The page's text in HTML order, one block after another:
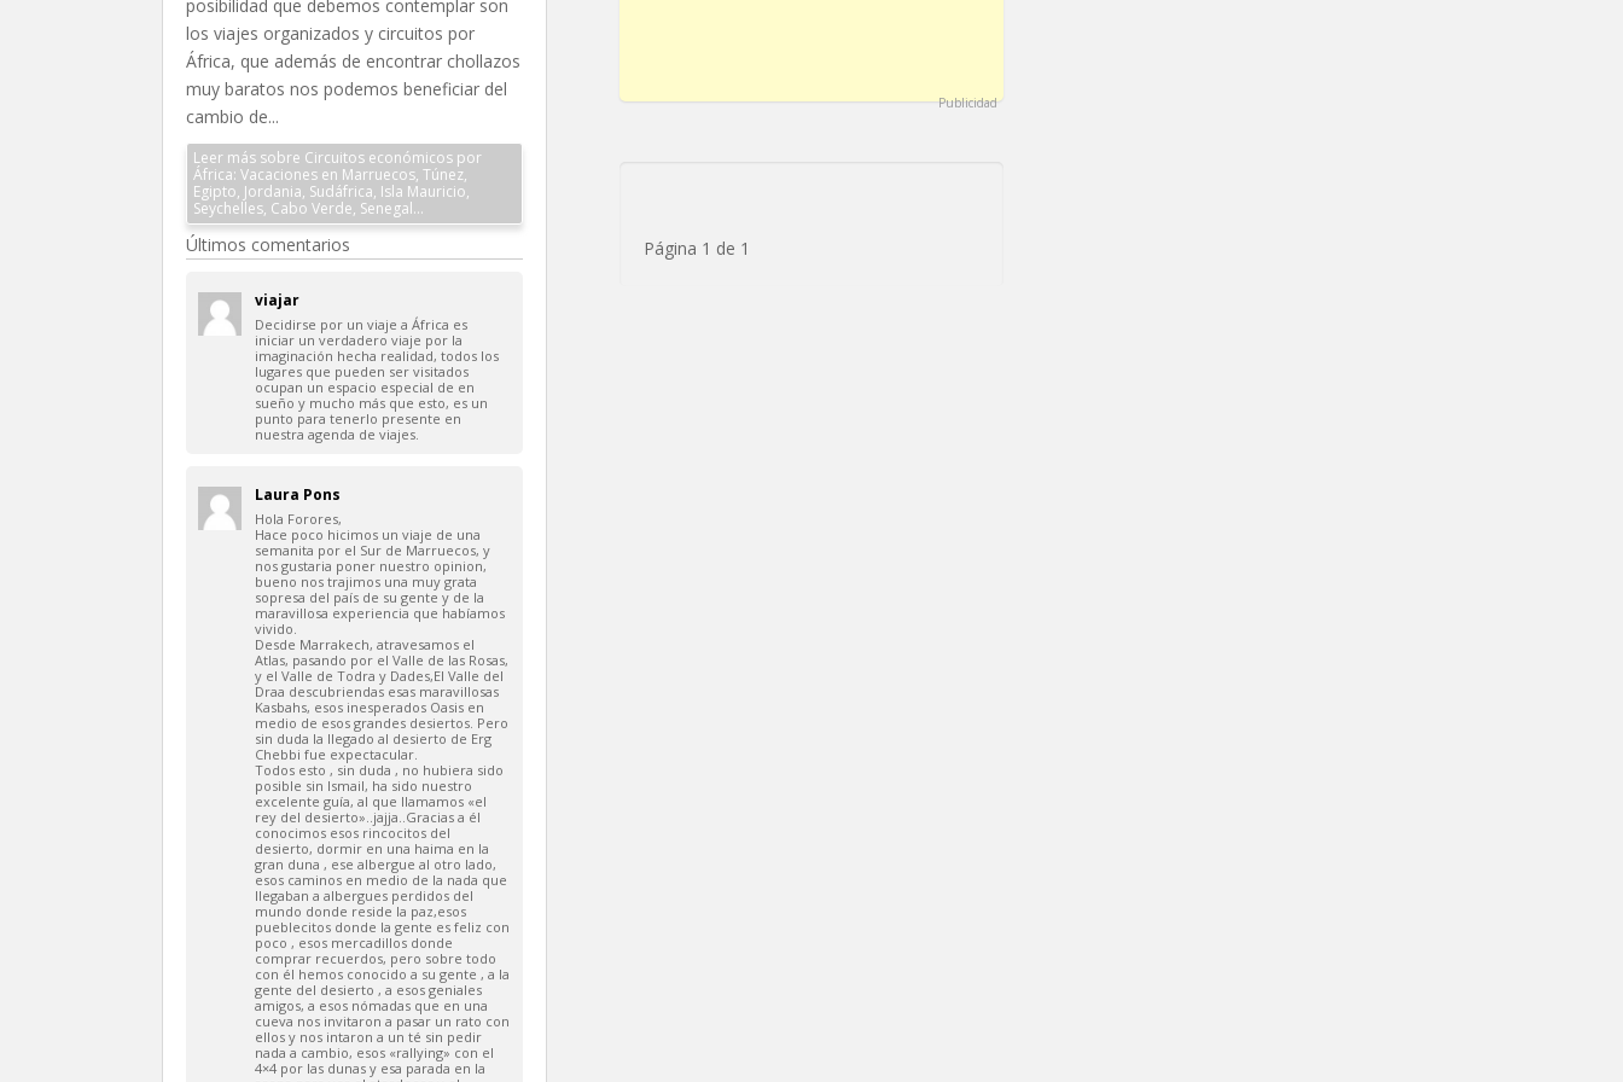
posibilidad que debemos contemplar son
los viajes organizados y circuitos por
África, que además de encontrar chollazos
muy baratos nos podemos beneficiar del
cambio de...
Leer más sobre Circuitos económicos por
África: Vacaciones en Marruecos, Túnez,
Egipto, Jordania, Sudáfrica, Isla Mauricio,
Seychelles, Cabo Verde, Senegal…
Últimos comentarios
viajar
Decidirse por un viaje a África es
iniciar un verdadero viaje por la
imaginación hecha realidad, todos los
lugares que pueden ser visitados
ocupan un espacio especial de en
sueño y mucho más que esto, es un
punto para tenerlo presente en
nuestra agenda de viajes.
Laura Pons
Hola Forores,
Hace poco hicimos un viaje de una
semanita por el Sur de Marruecos, y
nos gustaria poner nuestro opinion,
bueno nos trajimos una muy grata
sopresa del país de su gente y de la
maravillosa experiencia que habíamos
vivido.
Desde Marrakech, atravesamos el
Atlas, pasando por el Valle de las Rosas,
y el Valle de Todra y Dades,El Valle del
Draa descubriendas esas maravillosas
Kasbahs, esos inesperados Oasis en
medio de esos grandes desiertos. Pero
sin duda la llegado al desierto de Erg
Chebbi fue expectacular.
Todos esto , sin duda , no hubiera sido
posible sin Ismail, ha sido nuestro
excelente guía, al que llamamos «el
rey del desierto»..jajja..Gracias a él
conocimos esos rincocitos del
desierto, dormir en una haima en la
gran duna , ese albergue al otro lado,
esos caminos en medio de la nada que
llegaban a albergues perdidos del
mundo donde reside la paz,esos
pueblecitos donde la gente es feliz con
poco , esos mercadillos donde
comprar recuerdos, pero sobre todo
con él hemos conocido a su gente , a la
gente del desierto , a esos geniales
amigos, a esos nómadas que en una
cueva nos invitaron a pasar un rato con
ellos y nos intaron a un té sin pedir
nada a cambio, esos «rallying» con el
4×4 por las dunas y esa parada en la
Publicidad
Página 1 de 1